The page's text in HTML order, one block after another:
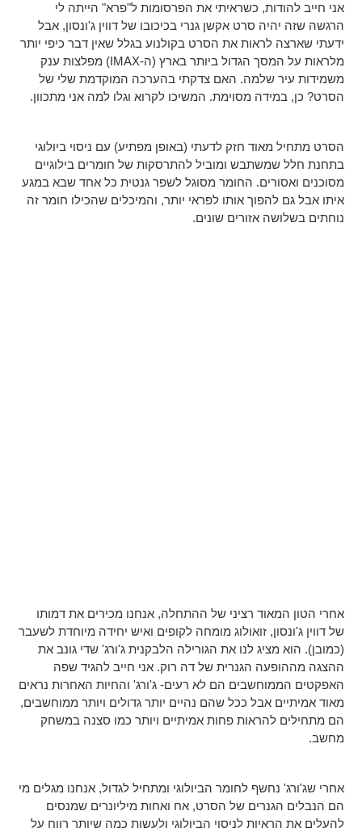
אני חייב להודות, כשראיתי את הפרסומות ל"פרא" הייתה לי
הרגשה שזה יהיה סרט אקשן גנרי בכיכובו של דווין ג'ונסון, אבל
ידעתי שארצה לראות את הסרט בקולנוע בגלל שאין דבר כיפי יותר
מלראות על המסך הגדול ביותר בארץ (ה-IMAX) מפלצות ענק
משמידות עיר שלמה. האם צדקתי בהערכה המוקדמת שלי של
הסרט? כן, במידה מסוימת. המשיכו לקרוא וגלו למה אני מתכוון.
הסרט מתחיל מאוד חזק לדעתי (באופן מפתיע) עם ניסוי ביולוגי
בתחנת חלל שמשתבש ומוביל להתרסקות של חומרים בילוגיים
מסוכנים ואסורים. החומר מסוגל לשפר גנטית כל אחד שבא במגע
איתו אבל גם להפוך אותו לפראי יותר, והמיכלים שהכילו חומר זה
נוחתים בשלושה אזורים שונים.
אחרי הטון המאוד רציני של ההתחלה, אנחנו מכירים את דמותו
של דווין ג'ונסון, זואולוג מומחה לקופים ואיש יחידה מיוחדת לשעבר
(כמובן). הוא מציג לנו את הגורילה הלבקנית ג'ורג' שדי גונב את
ההצגה מההופעה הגנרית של דה רוק. אני חייב להגיד שפה
האפקטים הממוחשבים הם לא רעים- ג'ורג' והחיות האחרות נראים
מאוד אמיתיים אבל ככל שהם נהיים יותר גדולים ויותר ממוחשבים,
הם מתחילים להראות פחות אמיתיים ויותר כמו סצנה במשחק
מחשב.
אחרי שג'ורג' נחשף לחומר הביולוגי ומתחיל לגדול, אנחנו מגלים מי
הם הנבלים הגנרים של הסרט, אח ואחות מיליונרים שמנסים
להעלים את הראיות לניסוי הביולוגי ולעשות כמה שיותר רווח על